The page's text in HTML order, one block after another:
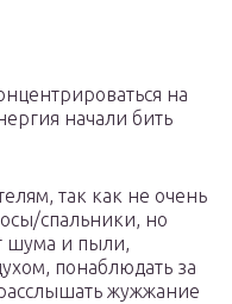
на
начали бить
так как не очень
спальники, но
шума и пыли,
понаблюдать за
жужжание